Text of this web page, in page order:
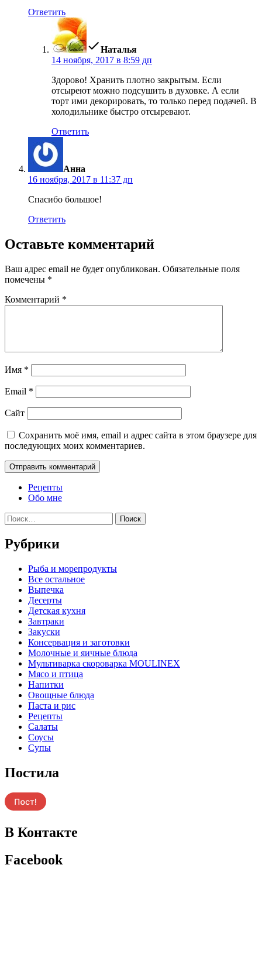
Ответить
Наталья
14 ноября, 2017 в 8:59 дп
Здорово! Хранить плотно закрытым. Если
отсыреют можно подсушить в духовке. А если
торт ими декорировать, то только перед подачей. В
холодильнике быстро отсыревают.
Ответить
Анна
16 ноября, 2017 в 11:37 дп
Спасибо большое!
Ответить
Оставьте комментарий
Ваш адрес email не будет опубликован. Обязательные поля
помечены *
Комментарий *
Имя *
Email *
Сайт
Сохранить моё имя, email и адрес сайта в этом браузере для
последующих моих комментариев.
Рецепты
Обо мне
Найти:
Рубрики
Pыба и морепродукты
Все остальное
Выпечка
Десерты
Детская кухня
Завтраки
Закуски
Консервация и заготовки
Молочные и яичные блюда
Мультиварка скороварка MOULINEX
Мясо и птица
Напитки
Овощные блюда
Паста и рис
Рецепты
Салаты
Соусы
Супы
Постила
В Контакте
Facebook